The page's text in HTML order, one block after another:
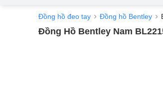
Đồng hồ đeo tay Đồng hồ Bentley
Đồng Hồ Bentley Nam